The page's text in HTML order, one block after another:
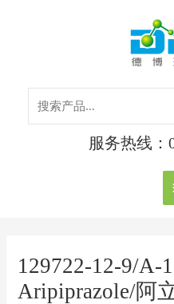
服务热线：
129722-12-9/A-
Aripiprazole/阿